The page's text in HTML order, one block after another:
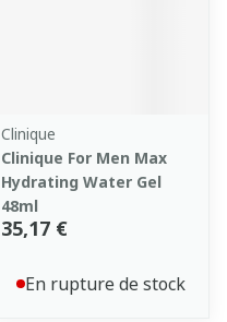
Clinique
Clinique For Men Max
Hydrating Water Gel
48ml
35,17 €
En rupture de stock